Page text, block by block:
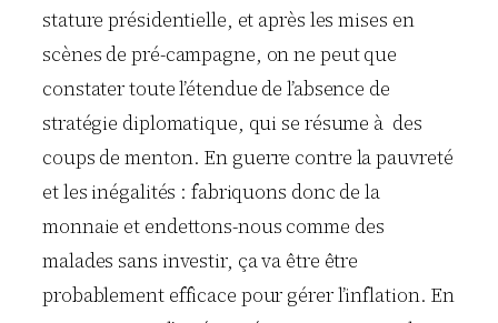
stature présidentielle, et après les mises en
scènes de pré-campagne, on ne peut que
constater toute l’étendue de l’absence de
stratégie diplomatique, qui se résume à des
coups de menton. En guerre contre la pauvreté
et les inégalités : fabriquons donc de la
monnaie et endettons-nous comme des
malades sans investir, ça va être être
probablement efficace pour gérer l’inflation. En